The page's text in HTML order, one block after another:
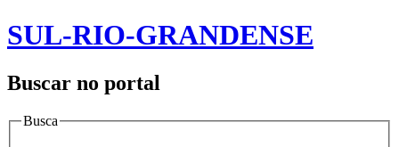
SUL-RIO-GRANDENSE
Buscar no portal
Busca